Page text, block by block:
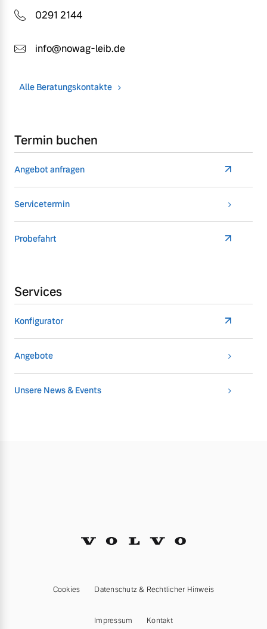
0291 2144
info@nowag-leib.de
Alle Beratungskontakte
Termin buchen
Angebot anfragen
Servicetermin
Probefahrt
Services
Konfigurator
Angebote
Unsere News & Events
Cookies Datenschutz & Rechtlicher Hinweis
Impressum Kontakt